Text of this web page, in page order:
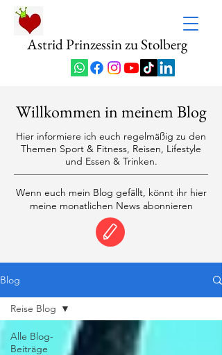
Astrid Prinzessin zu Stolberg
Willkommen in meinem Blog
Hier informiere ich euch regelmäßig zu den
Themen Sport & Fitness, Reisen, Lifestyle
und Essen & Trinken.
Wenn euch mein Blog gefällt, könnt ihr hier
meine monatlichen News abonnieren
Blog
Alle Blog-
Beiträge
Reise Blog